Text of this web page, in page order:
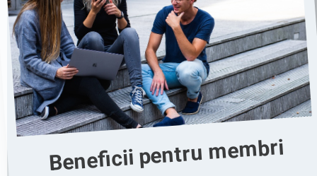
Beneficii pentru membri